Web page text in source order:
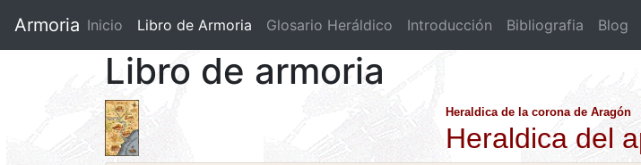
Armoria Inicio Libro de Armoria (current)
Glosario Heráldico Introducción Bibliografia Blog
Libro de armoria
Heraldica de la corona de Aragón
Heraldica del